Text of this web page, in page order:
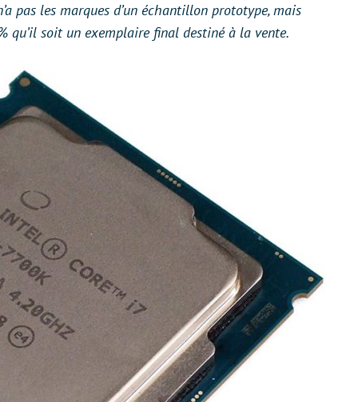
pas les marques d’un échantillon prototype, mais
qu’il soit un exemplaire final destiné à la vente.